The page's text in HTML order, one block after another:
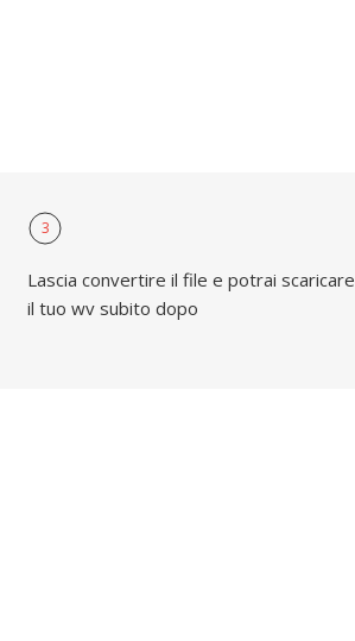
3
Lascia convertire il file e potrai scaricare
il tuo wv subito dopo